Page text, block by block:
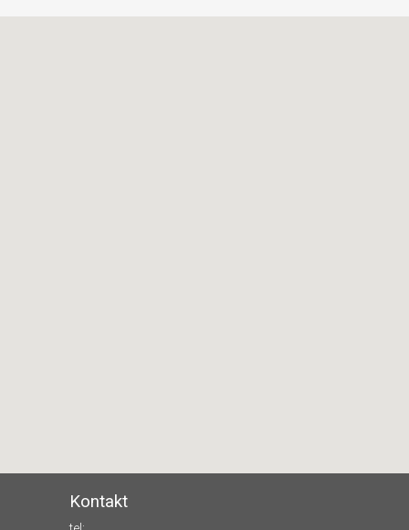
Kontakt